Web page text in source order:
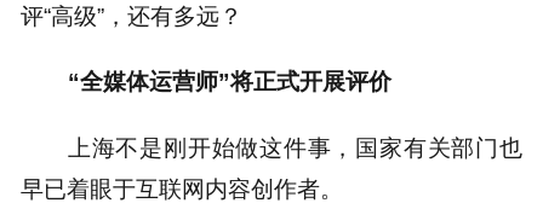
评“高级”，还有多远？
“全媒体运营师”将正式开展评价
上海不是刚开始做这件事，国家有关部门也
早已着眼于互联网内容创作者。